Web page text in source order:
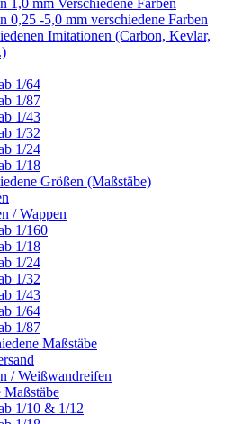
1,0 mm Verschiedene Farben
0,25 -5,0 mm verschiedene Farben
Imitationen (Carbon, Kevlar,
1/64
1/87
1/43
1/32
1/24
1/18
Größen (Maßstäbe)
/ Wappen
1/160
1/18
1/24
1/32
1/43
1/64
1/87
Maßstäbe
/ Weißwandreifen
Maßstäbe
1/10 & 1/12